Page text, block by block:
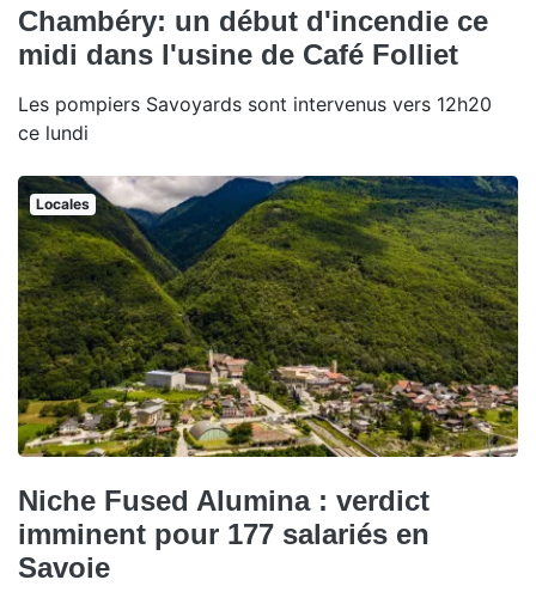
Chambéry: un début d'incendie ce
midi dans l'usine de Café Folliet
Les pompiers Savoyards sont intervenus vers 12h20
ce lundi
Locales
Niche Fused Alumina : verdict
imminent pour 177 salariés en
Savoie